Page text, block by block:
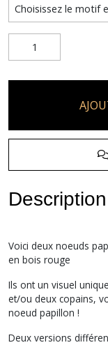
Description
Voici deux noeuds
en bois rouge
Ils ont un visuel
et/ou deux copains,
noeud papillon !
Deux versions